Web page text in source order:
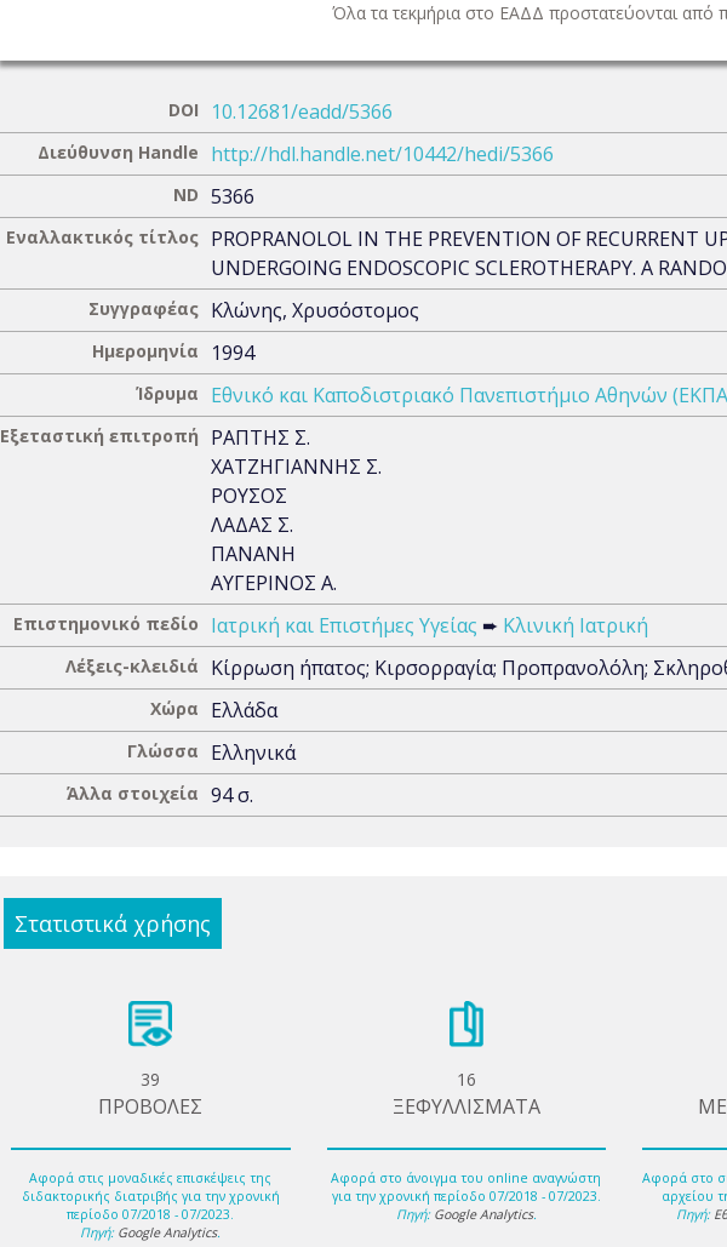
Όλα τα τεκμήρια στο ΕΑΔΔ προστατεύονται από
DOI 10.12681/eadd/5366
Διεύθυνση Handle http://hdl.handle.net/10442/hedi/5366
ND 5366
Εναλλακτικός τίτλος PROPRANOLOL IN THE PREVENTION OF RECURRENT
UNDERGOING ENDOSCOPIC SCLEROTHERAPY. A
Συγγραφέας Κλώνης, Χρυσόστομος
Ημερομηνία 1994
Ίδρυμα Εθνικό και Καποδιστριακό Πανεπιστήμιο Αθηνών
Εξεταστική επιτροπή
ΡΑΠΤΗΣ Σ.
ΧΑΤΖΗΓΙΑΝΝΗΣ Σ.
ΡΟΥΣΟΣ
ΛΑΔΑΣ Σ.
ΠΑΝΑΝΗ
ΑΥΓΕΡΙΝΟΣ Α.
Επιστημονικό πεδίο Ιατρική και Επιστήμες Υγείας ➨ Κλινική Ιατρική
Λέξεις-κλειδιά Κίρρωση ήπατος; Κιρσορραγία; Προπρανολόλη;
Χώρα Ελλάδα
Γλώσσα Ελληνικά
Άλλα στοιχεία 94 σ.
Στατιστικά χρήσης
39
ΠΡΟΒΟΛΕΣ
Αφορά στις μοναδικές επισκέψεις της
διδακτορικής διατριβής για την χρονική
περίοδο 07/2018 - 07/2023.
Πηγή: Google Analytics.
16
ΞΕΦΥΛΛΙΣΜΑΤΑ
Αφορά στο άνοιγμα του online αναγνώστη
για την χρονική περίοδο 07/2018 - 07/2023.
Πηγή: Google Analytics.
Αφορά στο
αρχείου
Πηγή: